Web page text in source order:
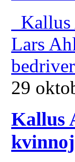
Kallus
Lars
29
Kallus